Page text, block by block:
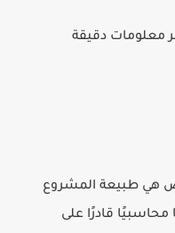
معلومات دقيقة
هي طبيعة المشروع
قادرًا على